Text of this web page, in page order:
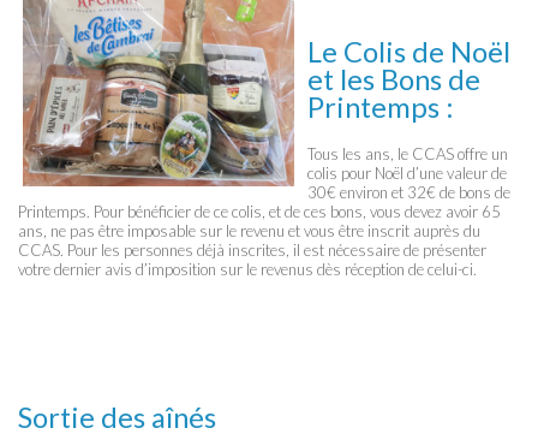
Le Colis de Noël
et les Bons de
Printemps :
Tous les ans, le CCAS offre un
colis pour Noël d’une valeur de
30€ environ et 32€ de bons de
Printemps. Pour bénéficier de ce colis, et de ces bons, vous devez avoir 65
ans, ne pas être imposable sur le revenu et vous être inscrit auprès du
CCAS. Pour les personnes déjà inscrites, il est nécessaire de présenter
votre dernier avis d’imposition sur le revenus dès réception de celui-ci.
Sortie des aînés